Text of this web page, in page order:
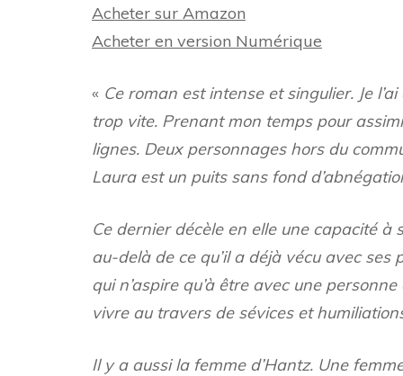
Acheter sur Amazon
Acheter en version Numérique
« Ce roman est intense et singulier. Je
trop vite. Prenant mon temps pour
lignes. Deux personnages hors du
Laura est un puits sans fond
Ce dernier décèle en elle une capacité
au-delà de ce qu’il a déjà vécu avec ses
qui n’aspire qu’à être avec une
vivre au travers de sévices et
Il y a aussi la femme d’Hantz. Une